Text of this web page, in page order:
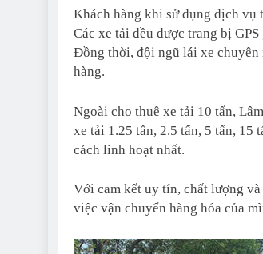
Khách hàng khi sử dụng dịch vụ
Các xe tải đều được trang bị
Đồng thời, đội ngũ lái xe chuyên
hàng.
Ngoài cho thuê xe tải 10 tấn,
xe tải 1.25 tấn, 2.5 tấn, 5 tấn, 15
cách linh hoạt nhất.
Với cam kết uy tín, chất lượng
việc vận chuyển hàng hóa của